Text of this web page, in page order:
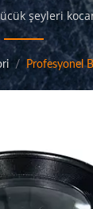
Tay
şeyleri
üstün kaliteli
mükemmel
bir üreticidir.
/ Profesyonel